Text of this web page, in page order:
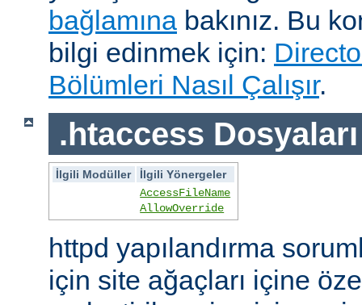
bağlamına bakınız. Bu
bilgi edinmek için:
Bölümleri Nasıl Çalışır.
.htaccess Dosyaları
İlgili Modüller
İlgili Yönergeler
AccessFileName
AllowOverride
httpd yapılandırma
için site ağaçları içine